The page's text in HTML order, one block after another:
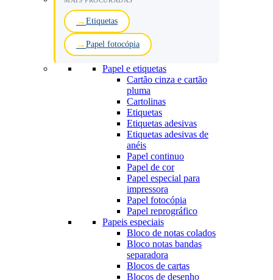
Etiquetas
Papel fotocópia
Papel e etiquetas
Cartão cinza e cartão
pluma
Cartolinas
Etiquetas
Etiquetas adesivas
Etiquetas adesivas de
anéis
Papel continuo
Papel de cor
Papel especial para
impressora
Papel fotocópia
Papel reprográfico
Papeis especiais
Bloco de notas colados
Bloco notas bandas
separadora
Blocos de cartas
Blocos de desenho